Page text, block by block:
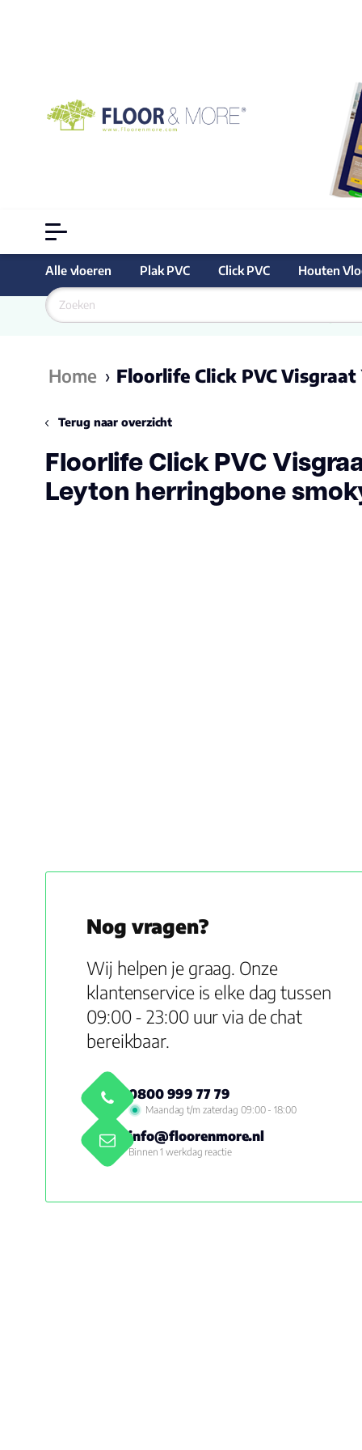
Alle vloeren Plak PVC Click PVC Houten
Home › Floorlife Click PVC
Terug naar overzicht
Floorlife Click PVC
Leyton herringbone
Nog vragen?
Wij helpen je graag. Onze
klantenservice is elke dag tussen
09:00 - 23:00 uur via de chat
bereikbaar.
0800 999 77 79
Maandag t/m zaterdag 09:00 - 18:00
info@floorenmore.nl
Binnen 1 werkdag reactie